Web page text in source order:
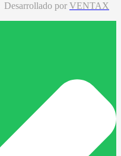
Desarrollado por VENTAX